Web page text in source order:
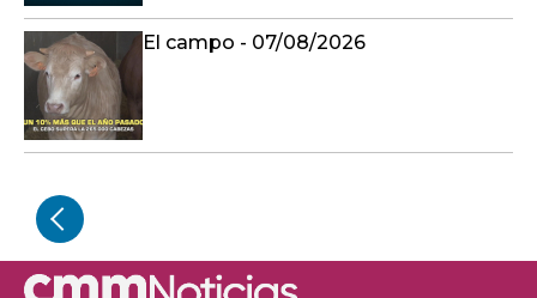
El campo - 07/08/2026